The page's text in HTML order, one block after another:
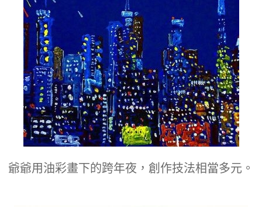
爺爺用油彩畫下的跨年夜，創作技法相當多元。